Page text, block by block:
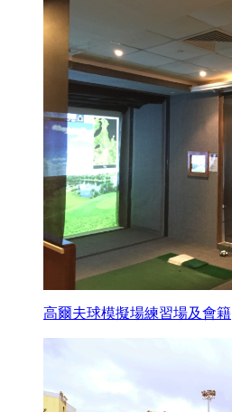
高爾夫球模擬場練習場及會籍